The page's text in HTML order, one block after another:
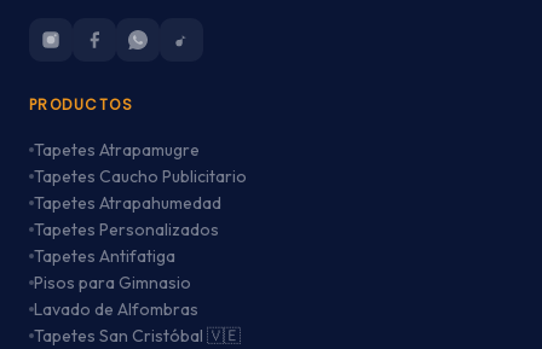
PRODUCTOS
Tapetes Atrapamugre
Tapetes Caucho Publicitario
Tapetes Atrapahumedad
Tapetes Personalizados
Tapetes Antifatiga
Pisos para Gimnasio
Lavado de Alfombras
Tapetes San Cristóbal 🇻🇪